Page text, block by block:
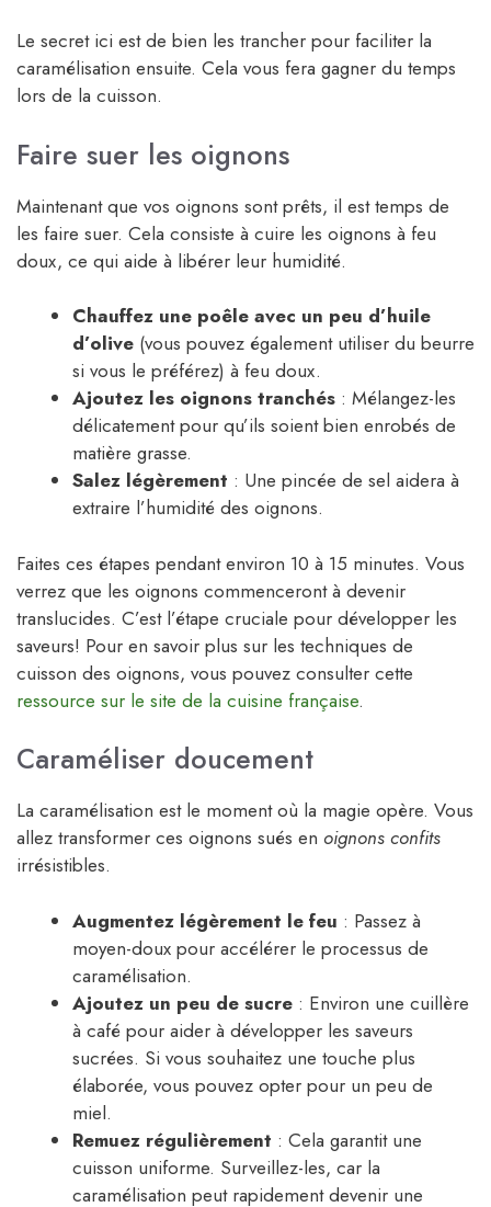
Le secret ici est de bien les trancher pour faciliter la
caramélisation ensuite. Cela vous fera gagner du temps
lors de la cuisson.
Faire suer les oignons
Maintenant que vos oignons sont prêts, il est temps de
les faire suer. Cela consiste à cuire les oignons à feu
doux, ce qui aide à libérer leur humidité.
Chauffez une poêle avec un peu d’huile
d’olive (vous pouvez également utiliser du beurre
si vous le préférez) à feu doux.
Ajoutez les oignons tranchés : Mélangez-les
délicatement pour qu’ils soient bien enrobés de
matière grasse.
Salez légèrement : Une pincée de sel aidera à
extraire l’humidité des oignons.
Faites ces étapes pendant environ 10 à 15 minutes. Vous
verrez que les oignons commenceront à devenir
translucides. C’est l’étape cruciale pour développer les
saveurs! Pour en savoir plus sur les techniques de
cuisson des oignons, vous pouvez consulter cette
ressource sur le site de la cuisine française.
Caraméliser doucement
La caramélisation est le moment où la magie opère. Vous
allez transformer ces oignons sués en oignons confits
irrésistibles.
Augmentez légèrement le feu : Passez à
moyen-doux pour accélérer le processus de
caramélisation.
Ajoutez un peu de sucre : Environ une cuillère
à café pour aider à développer les saveurs
sucrées. Si vous souhaitez une touche plus
élaborée, vous pouvez opter pour un peu de
miel.
Remuez régulièrement : Cela garantit une
cuisson uniforme. Surveillez-les, car la
caramélisation peut rapidement devenir une